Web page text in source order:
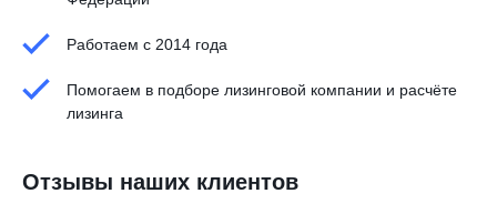
Работаем с 2014 года
Помогаем в подборе лизинговой компании и расчёте
лизинга
Отзывы наших клиентов